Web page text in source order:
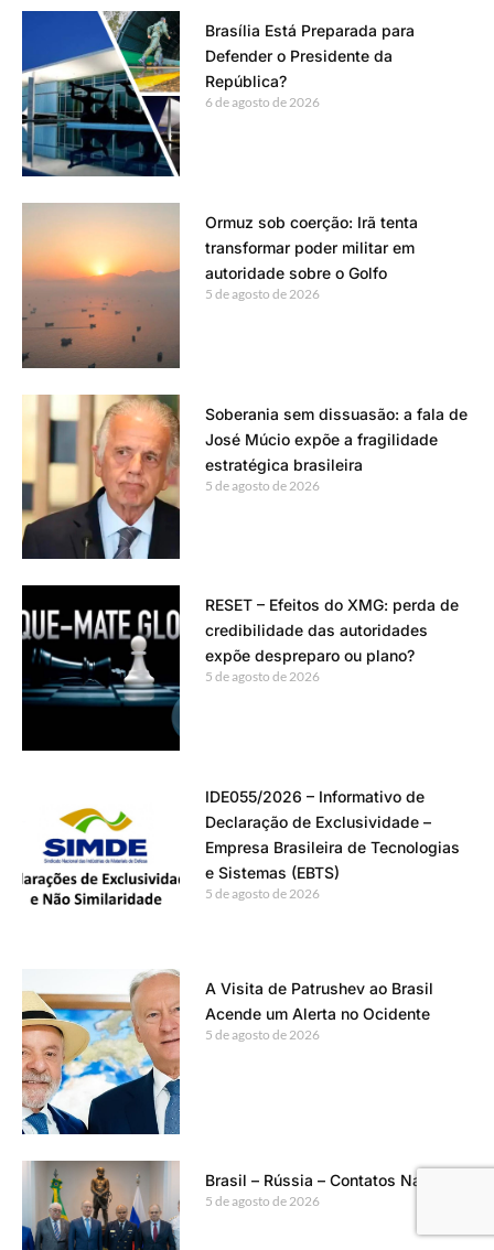
Brasília Está Preparada para
Defender o Presidente da
República?
6 de agosto de 2026
Ormuz sob coerção: Irã tenta
transformar poder militar em
autoridade sobre o Golfo
5 de agosto de 2026
Soberania sem dissuasão: a fala de
José Múcio expõe a fragilidade
estratégica brasileira
5 de agosto de 2026
RESET – Efeitos do XMG: perda de
credibilidade das autoridades
expõe despreparo ou plano?
5 de agosto de 2026
IDE055/2026 – Informativo de
Declaração de Exclusividade –
Empresa Brasileira de Tecnologias
e Sistemas (EBTS)
5 de agosto de 2026
A Visita de Patrushev ao Brasil
Acende um Alerta no Ocidente
5 de agosto de 2026
Brasil – Rússia – Contatos Navais
5 de agosto de 2026